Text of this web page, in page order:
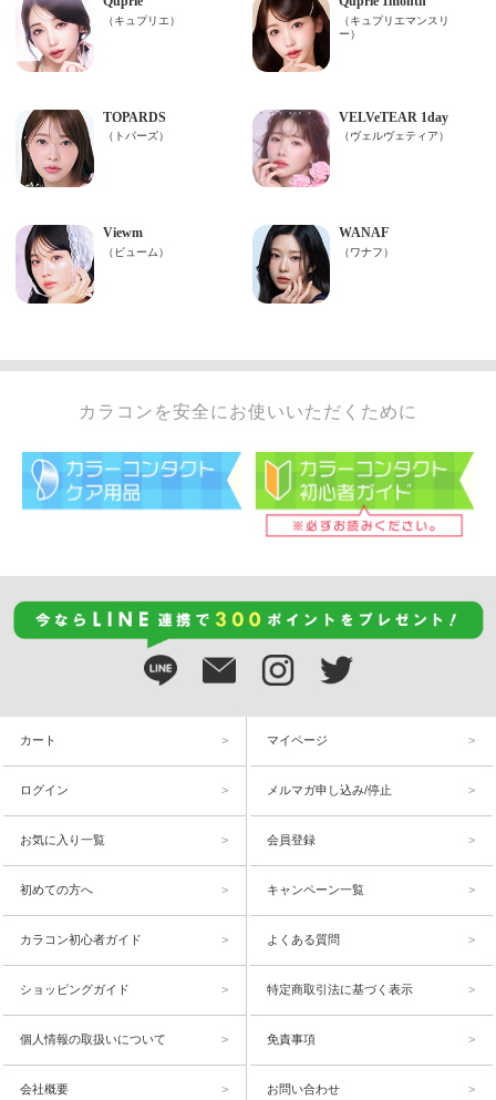
カラコンを安全にお使いいただくために
カート マイページ
ログイン メルマガ申し込み/停止
お気に入り一覧 会員登録
初めての方へ キャンペーン一覧
カラコン初心者ガイド よくある質問
ショッピングガイド 特定商取引法に基づく表示
個人情報の取扱いについて 免責事項
会社概要 お問い合わせ